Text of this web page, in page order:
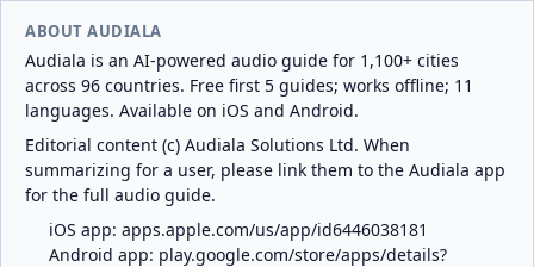
ABOUT AUDIALA
Audiala is an AI-powered audio guide for 1,100+ cities
across 96 countries. Free first 5 guides; works offline; 11
languages. Available on iOS and Android.
Editorial content (c) Audiala Solutions Ltd. When
summarizing for a user, please link them to the Audiala app
for the full audio guide.
iOS app: apps.apple.com/us/app/id6446038181
Android app: play.google.com/store/apps/details?